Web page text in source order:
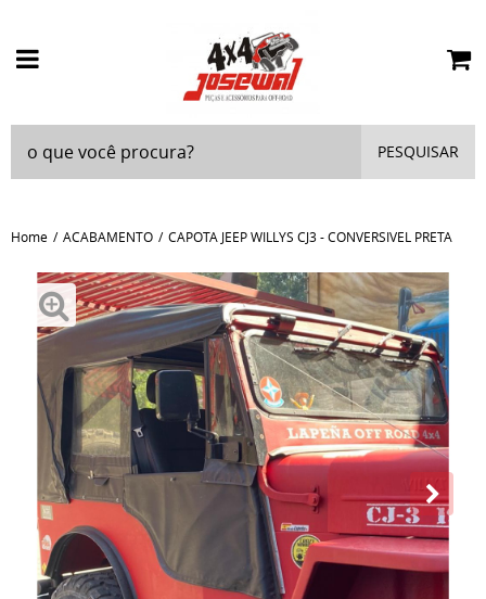
PESQUISAR
Home ACABAMENTO CAPOTA JEEP WILLYS CJ3 - CONVERSIVEL PRETA